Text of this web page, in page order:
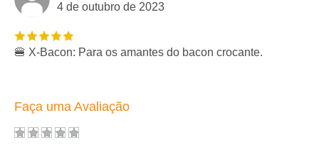
4 de outubro de 2023
🍔 X-Bacon: Para os amantes do bacon crocante.
Faça uma Avaliação